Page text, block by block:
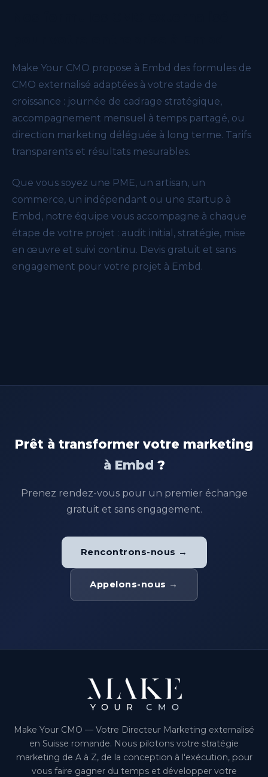
Make Your CMO propose à Embd des formules de
CMO externalisé adaptées à votre stade de
croissance : journée de cadrage stratégique,
accompagnement mensuel à temps partagé, ou
direction marketing déléguée à long terme. Tarifs
transparents et résultats mesurables.
Que vous soyez une PME, un artisan, un
commerce, un indépendant ou une startup à
Embd, notre équipe vous accompagne à chaque
étape de votre projet : audit initial, stratégie, mise
en œuvre et suivi continu. Devis gratuit et sans
engagement pour votre projet à Embd.
Prêt à transformer votre marketing
à Embd ?
Prenez rendez-vous pour un premier échange
gratuit et sans engagement.
Rencontrons-nous →
Appelons-nous →
Make Your CMO — Votre Directeur Marketing externalisé
en Suisse romande. Nous pilotons votre stratégie
marketing de A à Z, de la conception à l'exécution, pour
vous faire gagner du temps et développer votre